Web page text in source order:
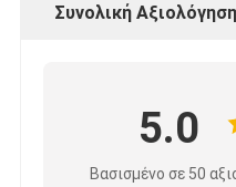
Συνολική Αξιολόγηση
5.0
Βασισμένο σε 50